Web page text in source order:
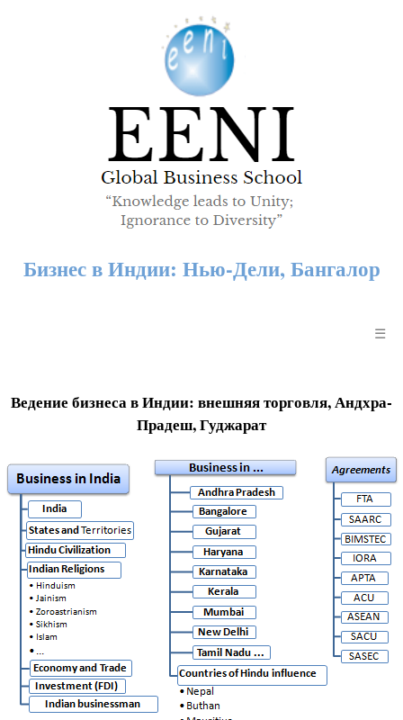
Бизнес в Индии: Нью-Дели, Бангалор
☰
Ведение бизнеса в Индии: внешняя торговля, Андхра-
Прадеш, Гуджарат